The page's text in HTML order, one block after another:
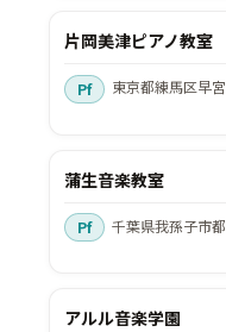
片岡美津ピアノ教室
東京都練馬区早宮
蒲生音楽教室
千葉県我孫子市都
アルル音楽学園